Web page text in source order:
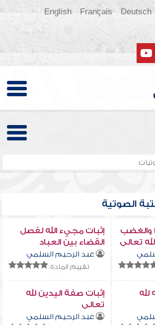
Deutsch
Français
English
الصوتية
والغضب
تعالى
إثبات مجيء الله لفصل
القضاء بين العباد
عبد الرحيم السلمي
تقييم المادة:
لله
إثبات صفة اليدين لله
تعالى
عبد الرحيم السلمي